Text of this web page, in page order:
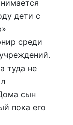
дети с
среди
туда не
сын
пока его